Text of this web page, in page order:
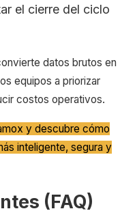
el cierre del ciclo
datos brutos en
equipos a priorizar
costos operativos.
y descubre cómo
inteligente, segura y
(FAQ)